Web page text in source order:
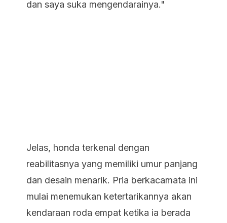
dan saya suka mengendarainya."
Jelas, honda terkenal dengan
reabilitasnya yang memiliki umur panjang
dan desain menarik. Pria berkacamata ini
mulai menemukan ketertarikannya akan
kendaraan roda empat ketika ia berada